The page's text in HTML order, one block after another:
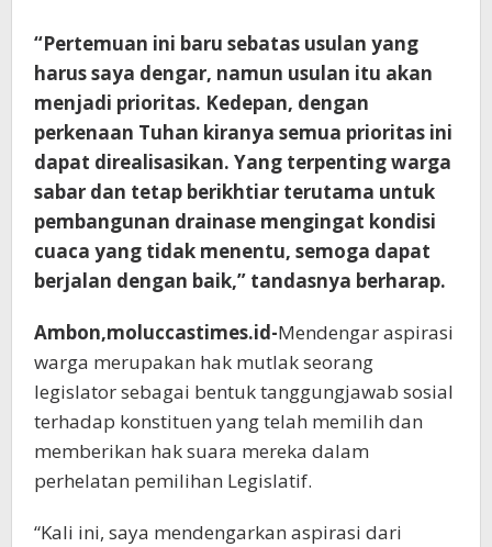
“Pertemuan ini baru sebatas usulan yang
harus saya dengar, namun usulan itu akan
menjadi prioritas. Kedepan, dengan
perkenaan Tuhan kiranya semua prioritas ini
dapat direalisasikan. Yang terpenting warga
sabar dan tetap berikhtiar terutama untuk
pembangunan drainase mengingat kondisi
cuaca yang tidak menentu, semoga dapat
berjalan dengan baik,” tandasnya berharap.
Ambon,moluccastimes.id-Mendengar aspirasi
warga merupakan hak mutlak seorang
legislator sebagai bentuk tanggungjawab sosial
terhadap konstituen yang telah memilih dan
memberikan hak suara mereka dalam
perhelatan pemilihan Legislatif.
“Kali ini, saya mendengarkan aspirasi dari